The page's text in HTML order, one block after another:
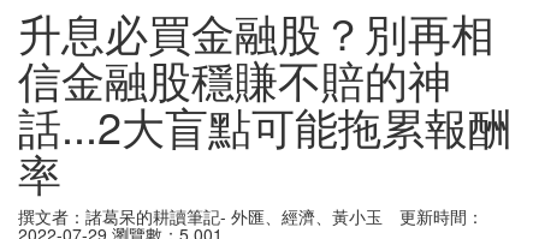
升息必買金融股？別再相
信金融股穩賺不賠的神
話...2大盲點可能拖累報酬
率
撰文者：諸葛呆的耕讀筆記- 外匯、經濟、黃小玉 更新時間：